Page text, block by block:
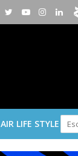
AIR LIFE STYLE